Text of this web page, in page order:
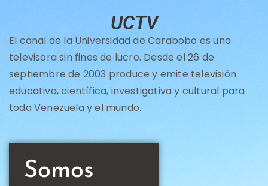
UCTV
El canal de la Universidad de Carabobo es una
televisora sin fines de lucro. Desde el 26 de
septiembre de 2003 produce y emite televisión
educativa, científica, investigativa y cultural para
toda Venezuela y el mundo.
Somos